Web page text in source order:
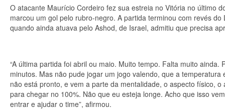
O atacante Maurício Cordeiro fez sua estreia no Vitória no último
marcou um gol pelo rubro-negro. A partida terminou com revés
quando ainda atuava pelo Ashod, de Israel, admitiu que precisa
“A última partida foi abril ou maio. Muito tempo. Falta muito
minutos. Mas não pude jogar um jogo valendo, que a
não está pronto, e vem a parte da mentalidade, o aspecto físico,
para chegar no 100%. Não que eu esteja longe. Acho que isso
entrar e ajudar o time”, afirmou.